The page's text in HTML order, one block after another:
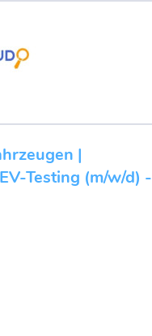
|
Testing (m/w/d) -